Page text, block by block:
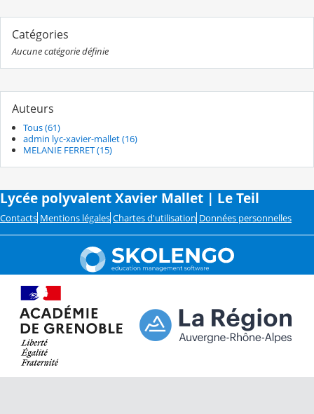
Catégories
Aucune catégorie définie
Auteurs
Tous (61)
admin lyc-xavier-mallet (16)
MELANIE FERRET (15)
Lycée polyvalent Xavier Mallet | Le Teil
Contacts Mentions légales Chartes d'utilisation Données personnelles